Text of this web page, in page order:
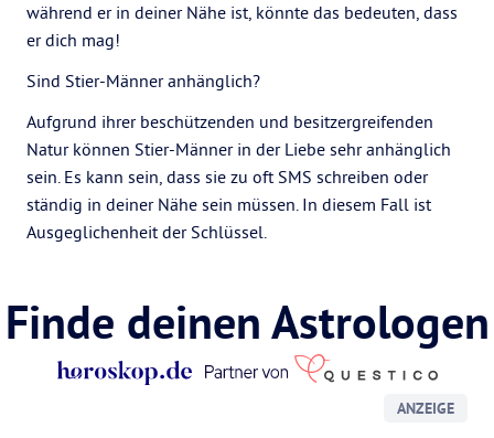
während er in deiner Nähe ist, könnte das bedeuten, dass
er dich mag!
Sind Stier-Männer anhänglich?
Aufgrund ihrer beschützenden und besitzergreifenden
Natur können Stier-Männer in der Liebe sehr anhänglich
sein. Es kann sein, dass sie zu oft SMS schreiben oder
ständig in deiner Nähe sein müssen. In diesem Fall ist
Ausgeglichenheit der Schlüssel.
Finde deinen Astrologen
ANZEIGE